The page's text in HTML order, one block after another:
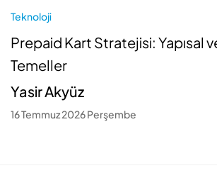
Teknoloji
Prepaid Kart Stratejisi: Yapısal
Temeller
Yasir Akyüz
16 Temmuz 2026 Perşembe